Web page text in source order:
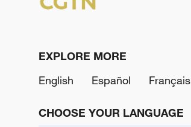
EXPLORE MORE
English
Español Français
CHOOSE YOUR LANGUAGE